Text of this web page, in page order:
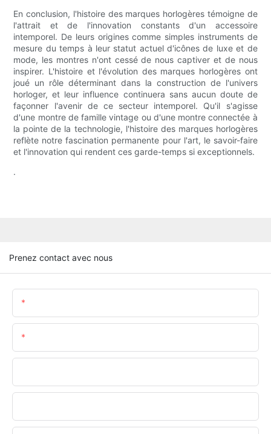
En conclusion, l'histoire des marques horlogères témoigne de
l'attrait et de l'innovation constants d'un accessoire
intemporel. De leurs origines comme simples instruments de
mesure du temps à leur statut actuel d'icônes de luxe et de
mode, les montres n'ont cessé de nous captiver et de nous
inspirer. L'histoire et l'évolution des marques horlogères ont
joué un rôle déterminant dans la construction de l'univers
horloger, et leur influence continuera sans aucun doute de
façonner l'avenir de ce secteur intemporel. Qu'il s'agisse
d'une montre de famille vintage ou d'une montre connectée à
la pointe de la technologie, l'histoire des marques horlogères
reflète notre fascination permanente pour l'art, le savoir-faire
et l'innovation qui rendent ces garde-temps si exceptionnels.
.
Prenez contact avec nous